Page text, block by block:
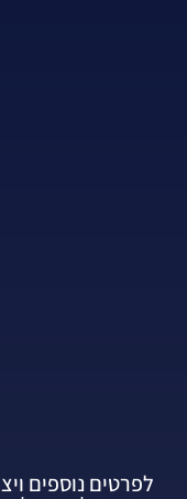
לפרטים נוספים